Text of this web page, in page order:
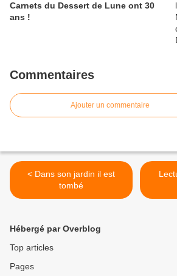
Carnets du Dessert de Lune ont 30
ans !
Commentaires
Ajouter un commentaire
< Dans son jardin il est
tombé
Hébergé par Overblog
Top articles
Pages